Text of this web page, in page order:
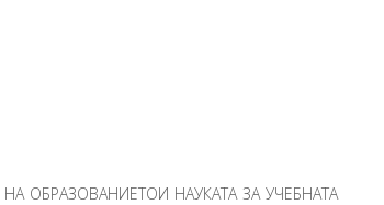
ОБРАЗОВАНИЕТОИ НАУКАТА ЗА УЧЕБНАТА